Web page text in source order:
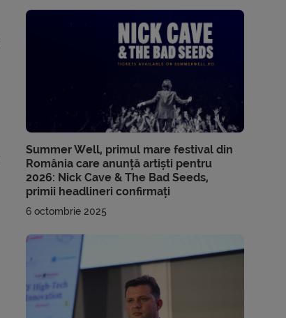
Summer Well, primul mare festival din
România care anunță artiști pentru
2026: Nick Cave & The Bad Seeds,
primii headlineri confirmați
6 octombrie 2025